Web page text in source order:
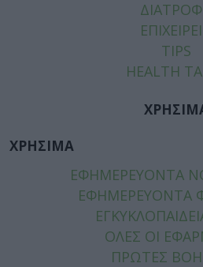
TIPS
HEALTH
ΧΡΗΣΙΜΑ
ΕΦΗΜΕΡΕΥΟΝΤΑ
ΕΦΗΜΕΡΕΥΟΝΤΑ
ΟΛΕΣ ΟΙ
ΠΡΩΤΕΣ